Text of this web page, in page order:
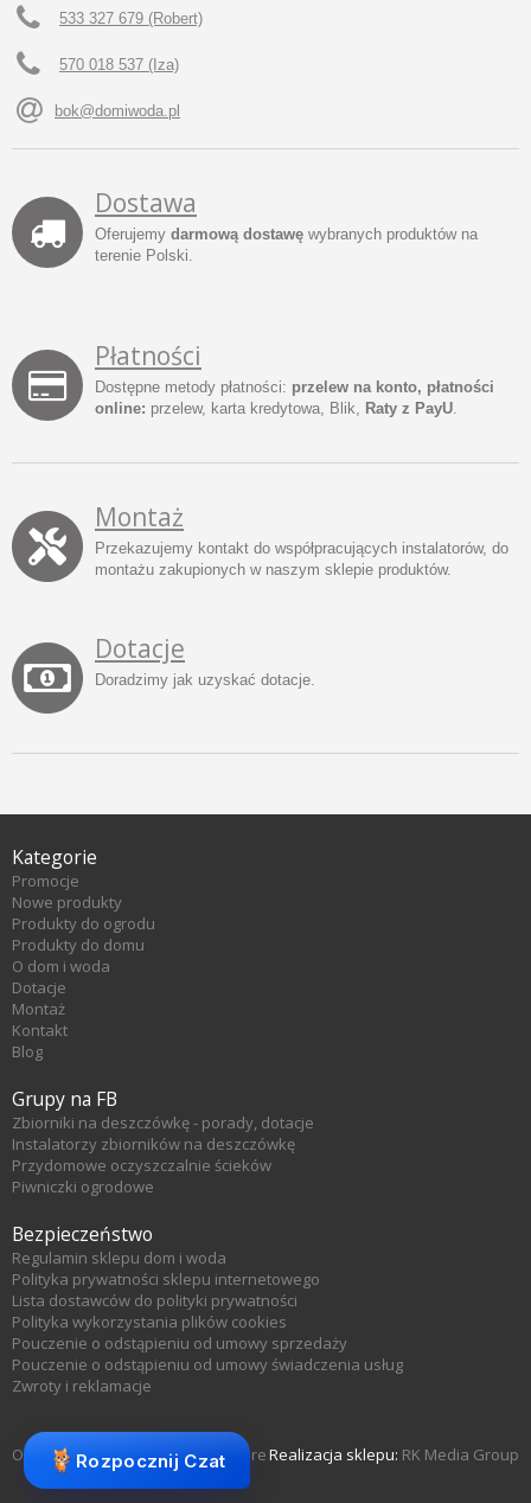
533 327 679 (Robert)
570 018 537 (Iza)
bok@domiwoda.pl
Dostawa
Oferujemy darmową dostawę wybranych produktów na
terenie Polski.
Płatności
Dostępne metody płatności: przelew na konto, płatności
online: przelew, karta kredytowa, Blik, Raty z PayU.
Montaż
Przekazujemy kontakt do współpracujących instalatorów, do
montażu zakupionych w naszym sklepie produktów.
Dotacje
Doradzimy jak uzyskać dotacje.
Kategorie
Promocje
Nowe produkty
Produkty do ogrodu
Produkty do domu
O dom i woda
Dotacje
Montaż
Kontakt
Blog
Grupy na FB
Zbiorniki na deszczówkę - porady, dotacje
Instalatorzy zbiorników na deszczówkę
Przydomowe oczyszczalnie ścieków
Piwniczki ogrodowe
Bezpieczeństwo
Regulamin sklepu dom i woda
Polityka prywatności sklepu internetowego
Lista dostawców do polityki prywatności
Polityka wykorzystania plików cookies
Pouczenie o odstąpieniu od umowy sprzedaży
Pouczenie o odstąpieniu od umowy świadczenia usług
Zwroty i reklamacje
Realizacja sklepu: RK Media Group
Oprogramowanie sklepu KQS.store
Rozpocznij Czat